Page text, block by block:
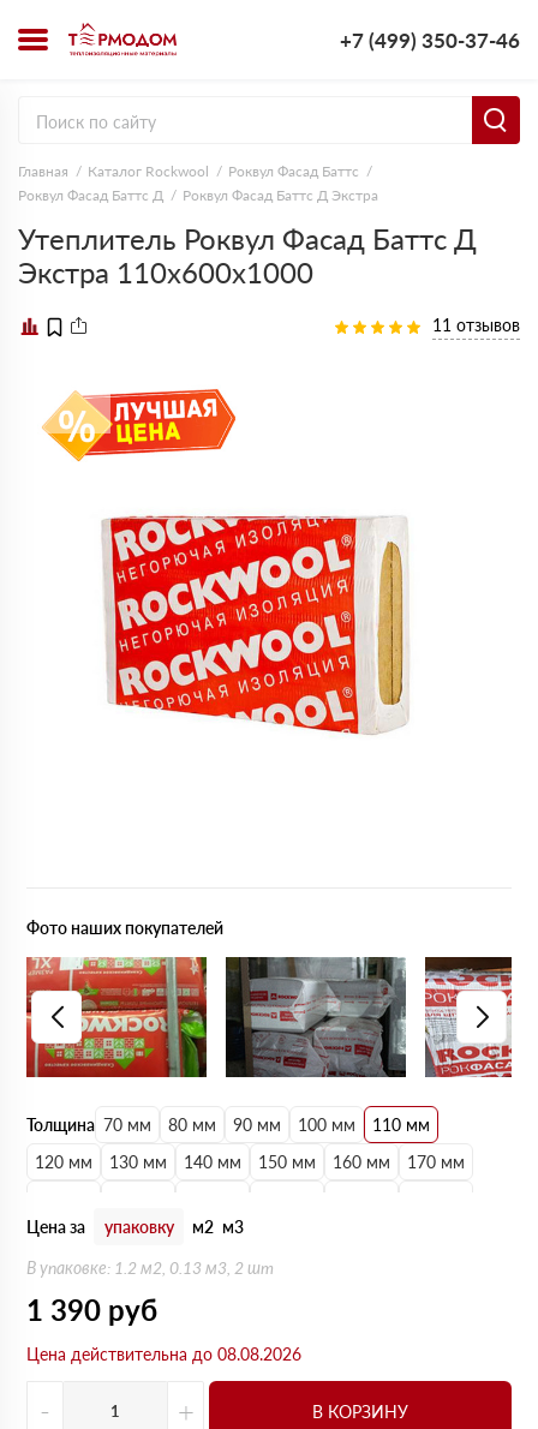
+7 (499) 350-37-46
Главная Каталог Rockwool
Роквул Фасад Баттс
Роквул Фасад Баттс Д
Роквул Фасад Баттс Д Экстра
Утеплитель Роквул Фасад Баттс Д
Экстра 110х600х1000
11 отзывов
Толщина 70 мм 80 мм 90 мм 100 мм
110 мм
120 мм
130 мм 140 мм 150 мм 160 мм
170 мм
240 мм
250 мм
Цена за упаковку м2 м3
В упаковке: 1.2 м2, 0.13 м3, 2 шт
1 390 руб
Цена действительна до 08.08.2026
- + В КОРЗИНУ
Фото наших покупателей